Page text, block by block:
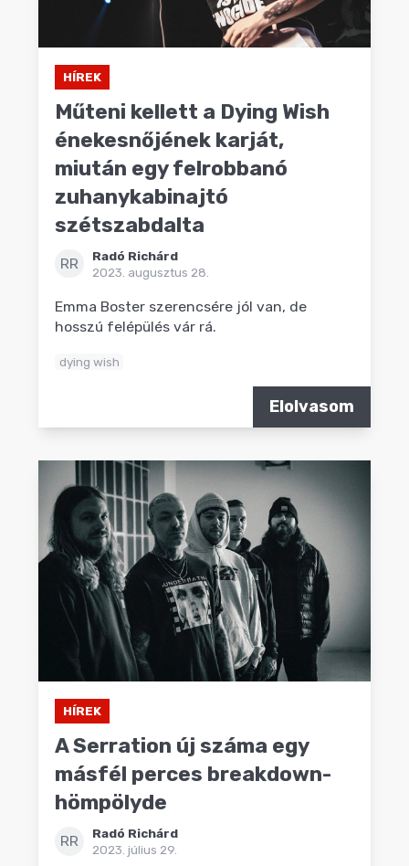
HÍREK
Műteni kellett a Dying Wish
énekesnőjének karját,
miután egy felrobbanó
zuhanykabinajtó
szétszabdalta
RR
Radó Richárd
2023. augusztus 28.
Emma Boster szerencsére jól van, de
hosszú felépülés vár rá.
dying wish
Elolvasom
HÍREK
A Serration új száma egy
másfél perces breakdown-
hömpölyde
RR
Radó Richárd
2023. július 29.